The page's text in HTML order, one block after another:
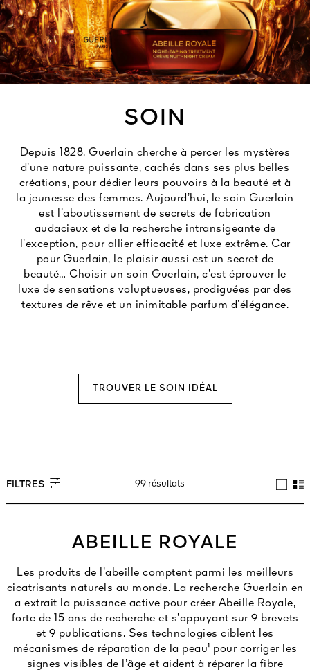
Tout voir
SOIN
Depuis 1828, Guerlain cherche à percer les mystères
d’une nature puissante, cachés dans ses plus belles
créations, pour dédier leurs pouvoirs à la beauté et à
la jeunesse des femmes. Aujourd’hui, le soin Guerlain
est l’aboutissement de secrets de fabrication
audacieux et de la recherche intransigeante de
l’exception, pour allier efficacité et luxe extrême. Car
pour Guerlain, le plaisir aussi est un secret de
beauté… Choisir un soin Guerlain, c’est éprouver le
luxe de sensations voluptueuses, prodiguées par des
textures de rêve et un inimitable parfum d’élégance.
TROUVER LE SOIN IDÉAL
FILTRES 99 résultats
ABEILLE ROYALE
Les produits de l’abeille comptent parmi les meilleurs
cicatrisants naturels au monde. La recherche Guerlain en
a extrait la puissance active pour créer Abeille Royale,
forte de 15 ans de recherche et s’appuyant sur 9 brevets
et 9 publications. Ses technologies ciblent les
mécanismes de réparation de la peau¹ pour corriger les
signes visibles de l’âge et aident à réparer la fibre